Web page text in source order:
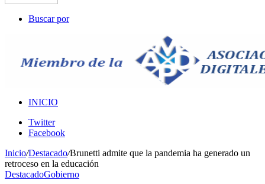
Buscar por
INICIO
Twitter
Facebook
Inicio/Destacado/Brunetti admite que la pandemia ha generado un
retroceso en la educación
DestacadoGobierno